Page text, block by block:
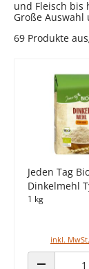
und Fleisch bis
Große
69 Produkte
Jeden Tag
Dinkelmehl
1 kg
inkl.